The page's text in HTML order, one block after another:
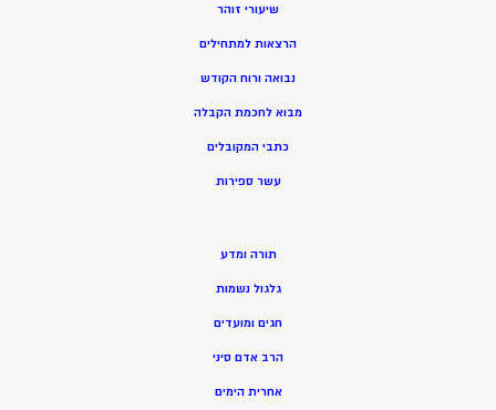
שיעורי זוהר
הרצאות למתחילים
נבואה ורוח הקודש
מבוא לחכמת הקבלה
כתבי המקובלים
עשר ספירות
תורה ומדע
גלגול נשמות
חגים ומועדים
הרב אדם סיני
אחרית הימים